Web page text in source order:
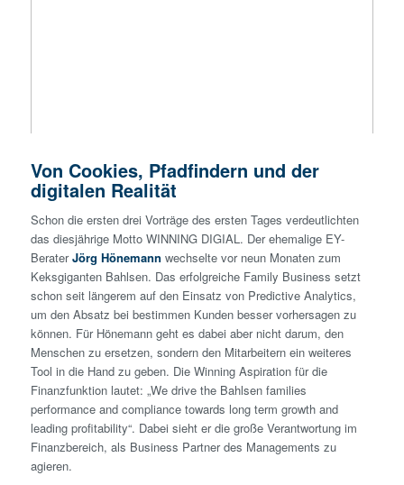
Von Cookies, Pfadfindern und der
digitalen Realität
Schon die ersten drei Vorträge des ersten Tages verdeutlichten
das diesjährige Motto WINNING DIGIAL. Der ehemalige EY-
BeraterJörg Hönemann wechselte vor neun Monaten zum
Keksgiganten Bahlsen. Das erfolgreiche Family Business setzt
schon seit längerem auf den Einsatz von Predictive Analytics,
um den Absatz bei bestimmen Kunden besser vorhersagen zu
können. Für Hönemann geht es dabei aber nicht darum, den
Menschen zu ersetzen, sondern den Mitarbeitern ein weiteres
Tool in die Hand zu geben. Die Winning Aspiration für die
Finanzfunktion lautet: „We drive the Bahlsen families
performance and compliance towards long term growth and
leading profitability“. Dabei sieht er die große Verantwortung im
Finanzbereich, als Business Partner des Managements zu
agieren.